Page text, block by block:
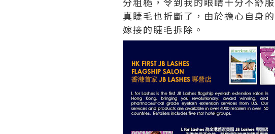
真睫毛也折斷了，由於擔心自身
嫁接的睫毛拆除。